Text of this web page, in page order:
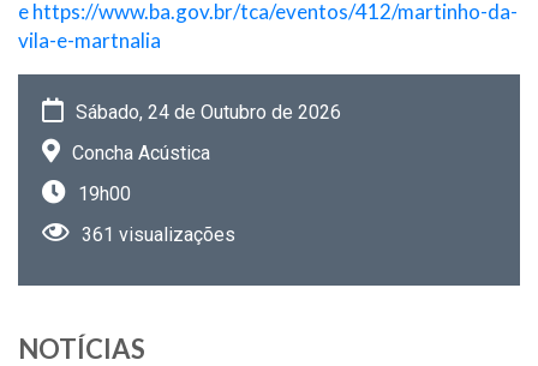
e https://www.ba.gov.br/tca/eventos/412/martinho-da-
vila-e-martnalia
Sábado, 24 de Outubro de 2026
Concha Acústica
19h00
361 visualizações
NOTÍCIAS